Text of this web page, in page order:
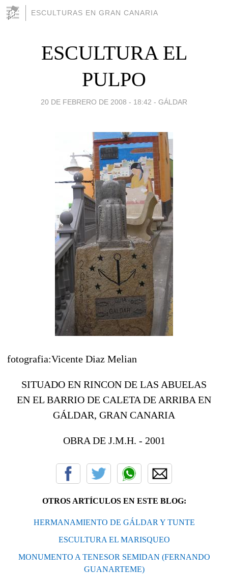
ESCULTURAS EN GRAN CANARIA
ESCULTURA EL
PULPO
20 DE FEBRERO DE 2008 - 18:42 - GÁLDAR
fotografia:Vicente Diaz Melian
SITUADO EN RINCON DE LAS ABUELAS
EN EL BARRIO DE CALETA DE ARRIBA EN
GÁLDAR, GRAN CANARIA
OBRA DE J.M.H. - 2001
OTROS ARTÍCULOS EN ESTE BLOG:
HERMANAMIENTO DE GÁLDAR Y TUNTE
ESCULTURA EL MARISQUEO
MONUMENTO A TENESOR SEMIDAN (FERNANDO
GUANARTEME)